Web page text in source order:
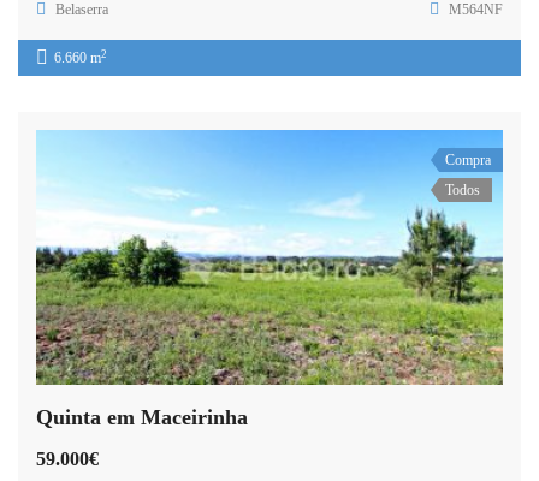
Belaserra
M564NF
6.660 m2
Compra
Todos
Quinta em Maceirinha
59.000€